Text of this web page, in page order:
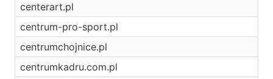
centerart.pl
centrum-pro-sport.pl
centrumchojnice.pl
centrumkadru.com.pl